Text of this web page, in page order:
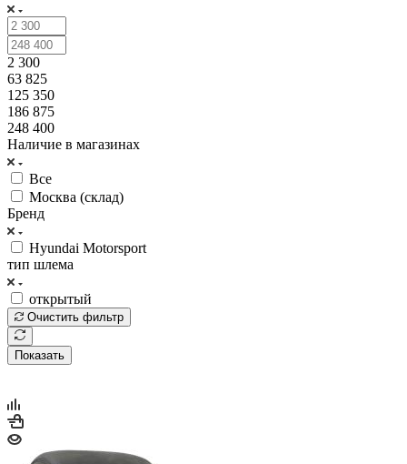
2 300
63 825
125 350
186 875
248 400
Наличие в магазинах
Все
Москва (склад)
Бренд
Hyundai Motorsport
тип шлема
открытый
Очистить фильтр
Показать